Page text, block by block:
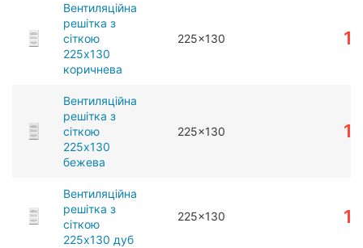
Вентиляційна
решітка з
сіткою
225x130
коричнева
225x130
Вентиляційна
решітка з
сіткою
225x130
бежева
225x130
Вентиляційна
решітка з
сіткою
225x130 дуб
225x130